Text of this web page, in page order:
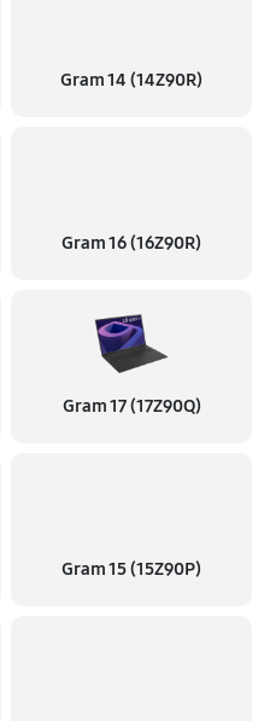
Gram 14 (14Z90R)
Gram 16 (16Z90R)
Gram 17 (17Z90Q)
Gram 15 (15Z90P)